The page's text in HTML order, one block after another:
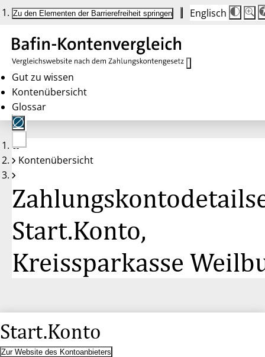
Zu den Elementen der Barrierefreiheit springen Englisch
Die
auf
100
100
Gut zu wissen
Kontenübersicht
Glossar
Keine
Konten
Kontenübersicht
Start.Konto,
Kreissparkasse
Start.Konto
Zur Website des Kontoanbieters